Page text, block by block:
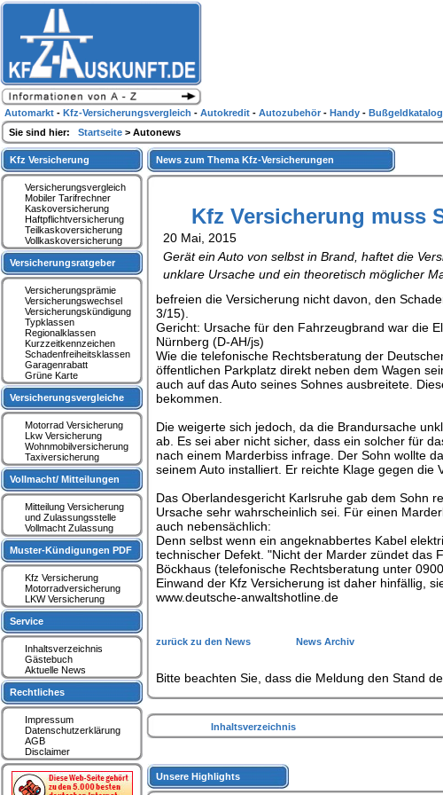
News zum Thema Kfz-Versicherungen
Kfz Versicherung muss
20 Mai, 2015
Gerät ein Auto von selbst in Brand, haftet die
unklare Ursache und ein theoretisch möglicher
befreien die Versicherung nicht davon, den
3/15).
Gericht: Ursache für den Fahrzeugbrand war die
Nürnberg (D-AH/js)
Wie die telefonische Rechtsberatung der
öffentlichen Parkplatz direkt neben dem Wagen
auch auf das Auto seines Sohnes ausbreitete.
bekommen.
Die weigerte sich jedoch, da die Brandursache
ab. Es sei aber nicht sicher, dass ein solcher für
nach einem Marderbiss infrage. Der Sohn wollte
seinem Auto installiert. Er reichte Klage gegen die
Das Oberlandesgericht Karlsruhe gab dem Sohn
Ursache sehr wahrscheinlich sei. Für einen
auch nebensächlich:
Denn selbst wenn ein angeknabbertes Kabel
technischer Defekt. "Nicht der Marder zündet das
Böckhaus (telefonische Rechtsberatung unter
Einwand der Kfz Versicherung ist daher hinfällig,
www.deutsche-anwaltshotline.de
zurück zu den News News Archiv
Bitte beachten Sie, dass die Meldung den Stand
Inhaltsverzeichnis
Unsere Highlights
Kfz Versicherung
Versicherungsvergleich
Mobiler Tarifrechner
Kaskoversicherung
Haftpflichtversicherung
Teilkaskoversicherung
Vollkaskoversicherung
Versicherungsratgeber
Versicherungsprämie
Versicherungswechsel
Versicherungskündigung
Typklassen
Regionalklassen
Kurzzeitkennzeichen
Schadenfreiheitsklassen
Garagenrabatt
Grüne Karte
Versicherungsvergleiche
Motorrad Versicherung
Lkw Versicherung
Wohnmobilversicherung
Taxiversicherung
Vollmacht/ Mitteilungen
Mitteilung Versicherung
und Zulassungsstelle
Vollmacht Zulassung
Muster-Kündigungen PDF
Kfz Versicherung
Motorradversicherung
LKW Versicherung
Service
Inhaltsverzeichnis
Gästebuch
Aktuelle News
Rechtliches
Impressum
Datenschutzerklärung
AGB
Disclaimer
Automarkt - Kfz-Versicherungsvergleich - Autokredit - Autozubehör - Handy - Bußgeldkatalog
Sie sind hier: Startseite > Autonews